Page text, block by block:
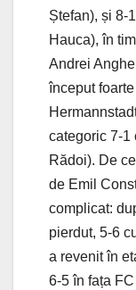
Ștefan), și 8-
Hauca), în
Andrei
început
categoric 7-1
Rădoi). De
de Emil
complicat:
pierdut, 5-6
a revenit în
6-5 în fața